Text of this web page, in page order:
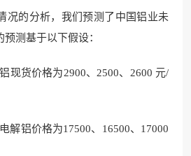
况的分析，我们预测了中国铝业未
测基于以下假设：
现货价格为2900、2500、2600 元/
解铝价格为17500、16500、17000